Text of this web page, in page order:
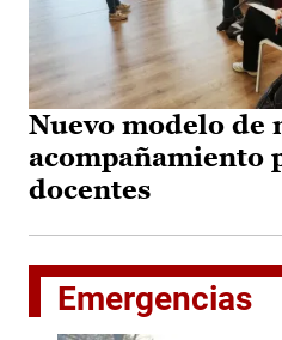
Nuevo modelo de
acompañamiento
docentes
Emergencias